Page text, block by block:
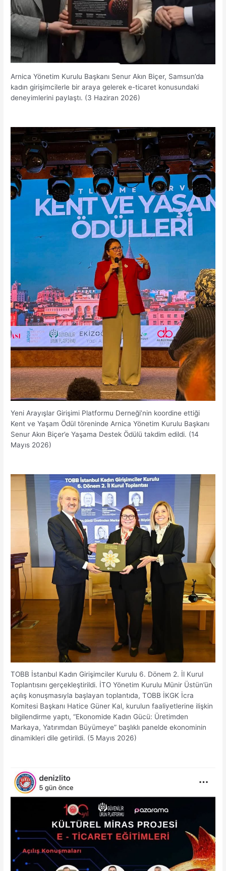
Arnica Yönetim Kurulu Başkanı Senur Akın Biçer, Samsun’da
kadın girişimcilerle bir araya gelerek e-ticaret konusundaki
deneyimlerini paylaştı. (3 Haziran 2026)
Yeni Arayışlar Girişimi Platformu Derneği’nin koordine ettiği
Kent ve Yaşam Ödül töreninde Arnica Yönetim Kurulu Başkanı
Senur Akın Biçer’e Yaşama Destek Ödülü takdim edildi. (14
Mayıs 2026)
TOBB İstanbul Kadın Girişimciler Kurulu 6. Dönem 2. İl Kurul
Toplantısını gerçekleştirildi. İTO Yönetim Kurulu Münir Üstün’ün
açılış konuşmasıyla başlayan toplantıda, TOBB İKGK İcra
Komitesi Başkanı Hatice Güner Kal, kurulun faaliyetlerine ilişkin
bilgilendirme yaptı, “Ekonomide Kadın Gücü: Üretimden
Markaya, Yatırımdan Büyümeye” başlıklı panelde ekonominin
dinamikleri dile getirildi. (5 Mayıs 2026)